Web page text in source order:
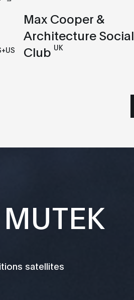
Max Cooper &
Architecture Social
Club UK
satellites